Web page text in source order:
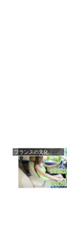
フランスの文化・習慣を知る